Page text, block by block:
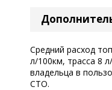
Средний расход
л/100км, трасса 8
владельца в
СТО.